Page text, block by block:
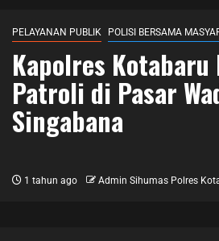
PELAYANAN PUBLIK POLISI BERSAMA
Kapolres Kotabaru
Patroli di Pasar
Singabana
1 tahun ago Admin Sihumas Polres